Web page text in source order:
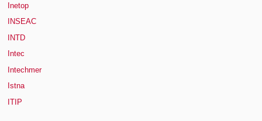
Inetop
INSEAC
INTD
Intec
Intechmer
Istna
ITIP